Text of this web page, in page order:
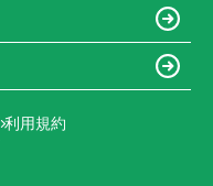
利用規約